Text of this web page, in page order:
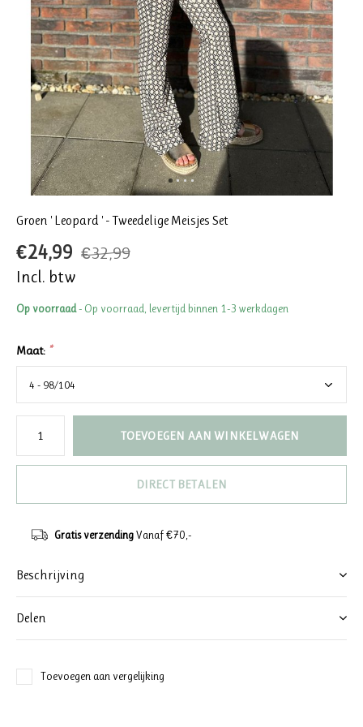
Groen ' Leopard ' - Tweedelige Meisjes Set
€24,99 €32,99
Incl. btw
Op voorraad- Op voorraad, levertijd binnen 1-3 werkdagen
Maat: *
TOEVOEGEN AAN WINKELWAGEN
DIRECT BETALEN
Gratis verzendingVanaf €70,-
Beschrijving
Delen
Toevoegen aan vergelijking